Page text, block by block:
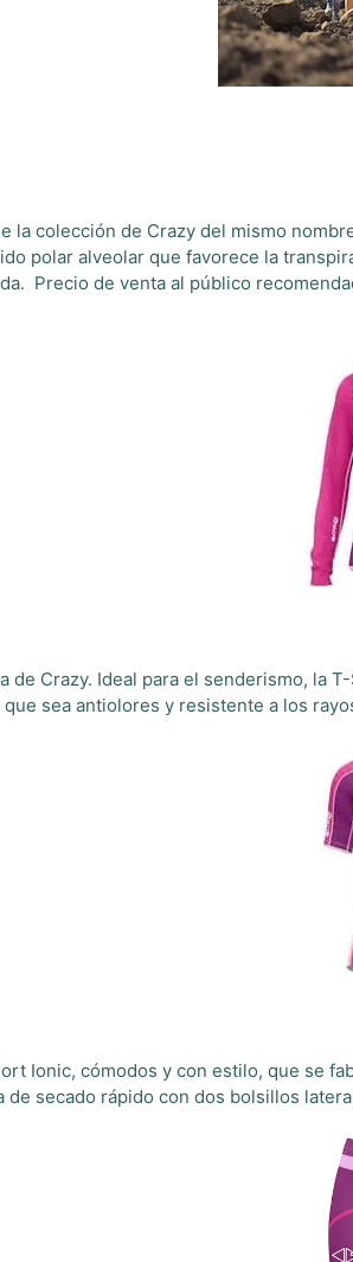
la colección de Crazy del mismo
polar alveolar que favorece la
Precio de venta al público
de Crazy. Ideal para el senderismo,
sea antiolores y resistente a los
Ionic, cómodos y con estilo, que se
secado rápido con dos bolsillos